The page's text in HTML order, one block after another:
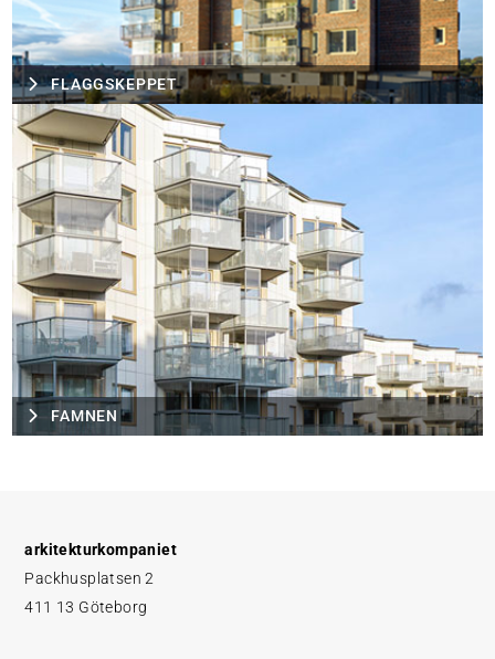
FLAGGSKEPPET
FAMNEN
arkitekturkompaniet
Packhusplatsen 2
411 13 Göteborg